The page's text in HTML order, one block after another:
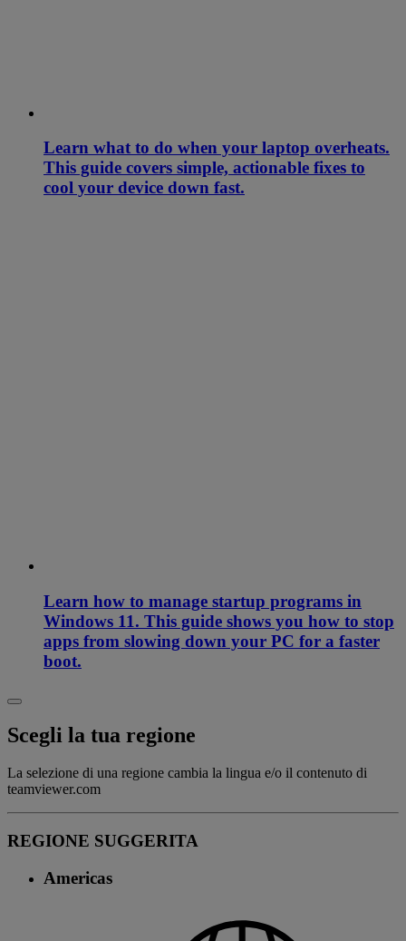
Learn what to do when your laptop overheats.
This guide covers simple, actionable fixes to
cool your device down fast.
Learn how to manage startup programs in
Windows 11. This guide shows you how to stop
apps from slowing down your PC for a faster
boot.
Scegli la tua regione
La selezione di una regione cambia la lingua e/o il contenuto di
teamviewer.com
REGIONE SUGGERITA
Americas